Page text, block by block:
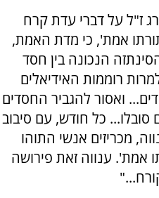
ז"ל על דברי עדת קרח
אמת', כי מדת האמת,
הנכונה בין חסד
רוממות האידיאלים
ואסור להגביר החסדים
סובלו... כל חודש, עם סיבוב
מכריזים אנשי התוהו
אמת'. ענווה זאת פירושה